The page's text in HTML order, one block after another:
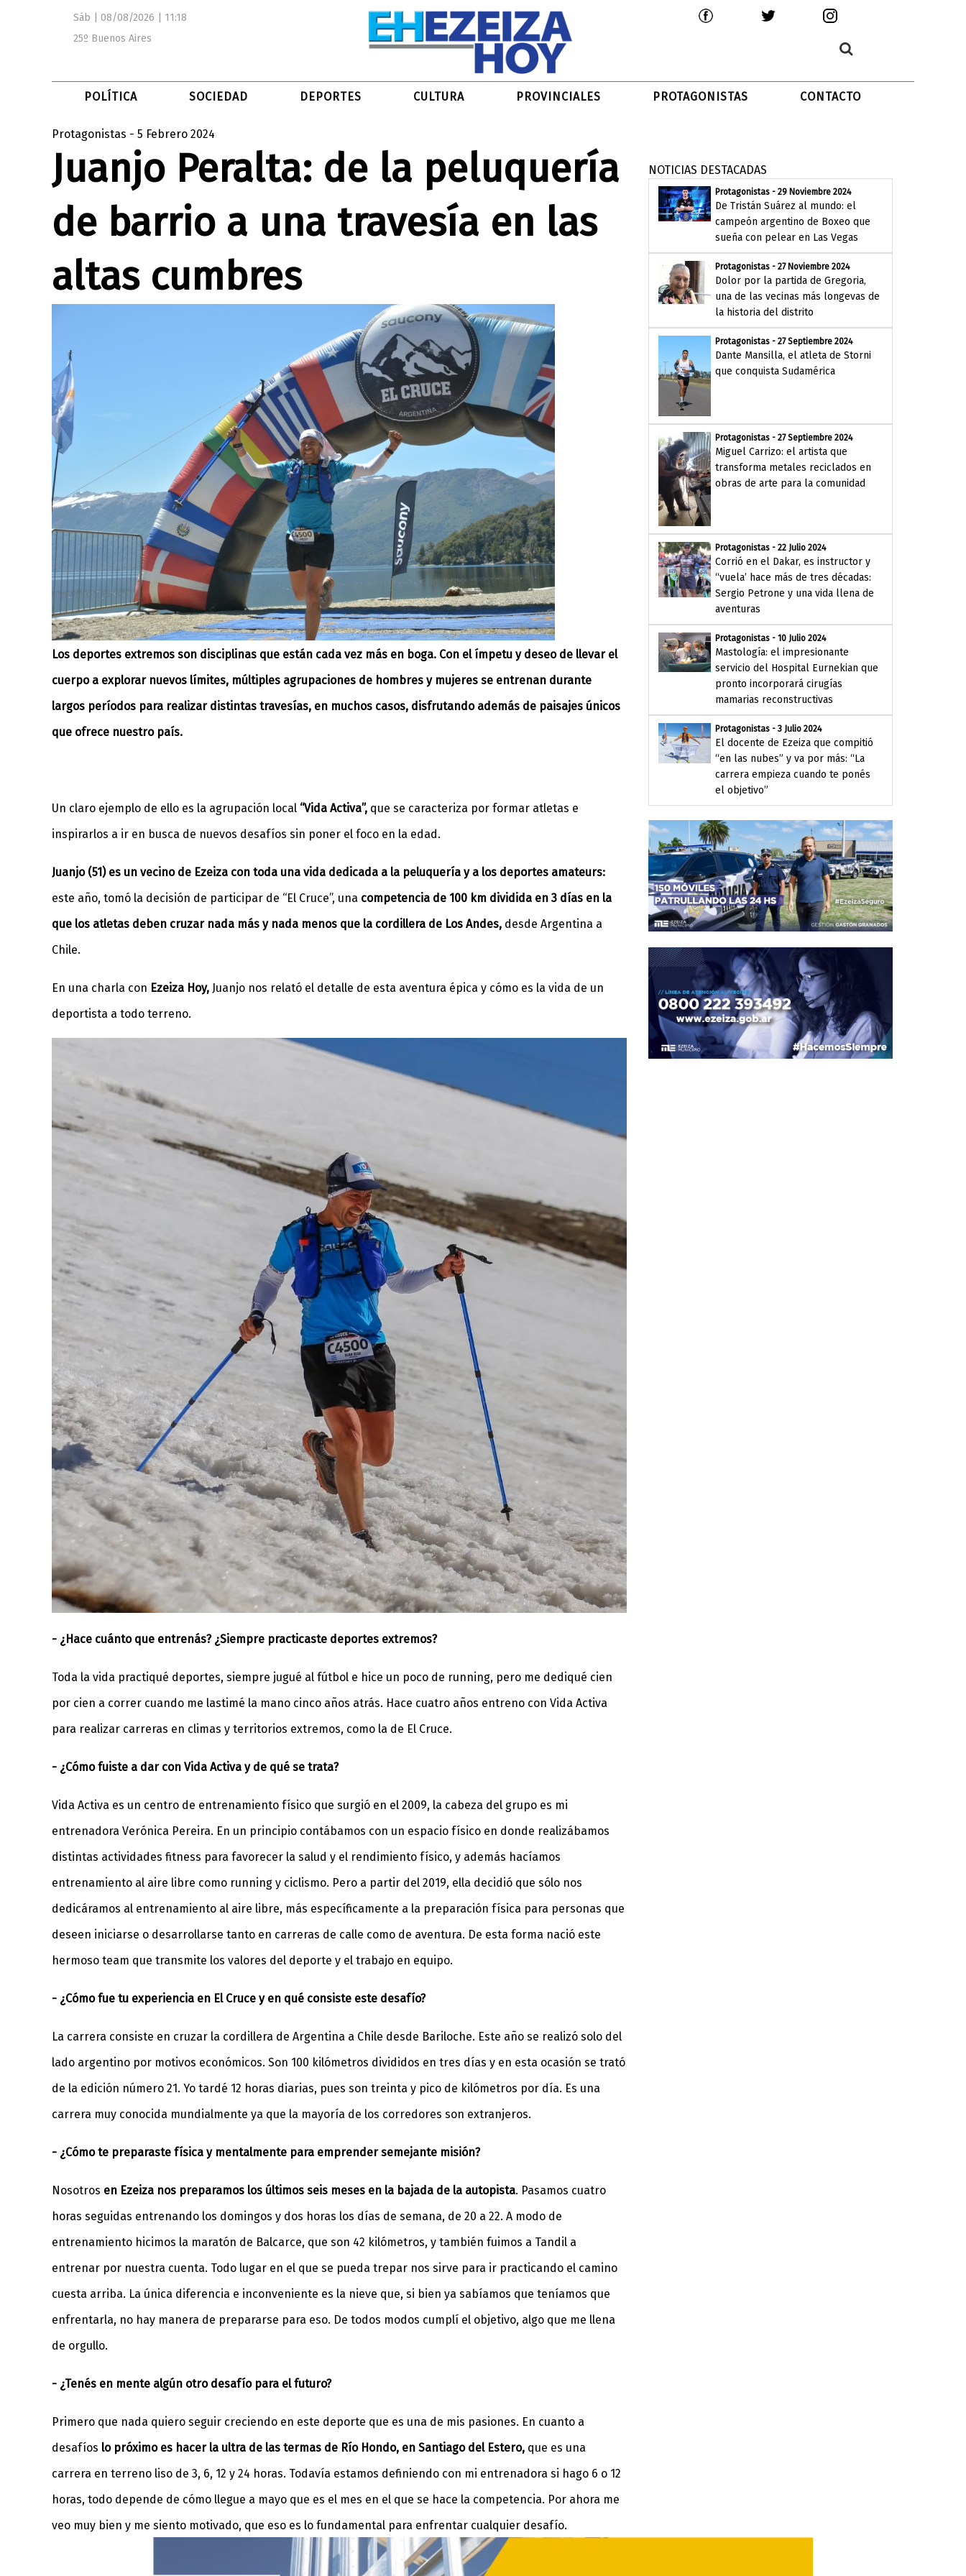
Sáb | 08/08/2026 | 11:18
25º Buenos Aires
POLÍTICA SOCIEDAD DEPORTES CULTURA PROVINCIALES PROTAGONISTAS CONTACTO
Protagonistas - 5 Febrero 2024
Juanjo Peralta: de la peluquería
de barrio a una travesía en las
altas cumbres
Los deportes extremos son disciplinas que están cada vez más en boga. Con el ímpetu y deseo de llevar el
cuerpo a explorar nuevos límites, múltiples agrupaciones de hombres y mujeres se entrenan durante
largos períodos para realizar distintas travesías, en muchos casos, disfrutando además de paisajes únicos
que ofrece nuestro país.
Un claro ejemplo de ello es la agrupación local “Vida Activa”, que se caracteriza por formar atletas e
inspirarlos a ir en busca de nuevos desafíos sin poner el foco en la edad.
Juanjo (51) es un vecino de Ezeiza con toda una vida dedicada a la peluquería y a los deportes amateurs:
este año, tomó la decisión de participar de “El Cruce”, una competencia de 100 km dividida en 3 días en la
que los atletas deben cruzar nada más y nada menos que la cordillera de Los Andes, desde Argentina a
Chile.
En una charla con Ezeiza Hoy, Juanjo nos relató el detalle de esta aventura épica y cómo es la vida de un
deportista a todo terreno.
- ¿Hace cuánto que entrenás? ¿Siempre practicaste deportes extremos?
Toda la vida practiqué deportes, siempre jugué al fútbol e hice un poco de running, pero me dediqué cien
por cien a correr cuando me lastimé la mano cinco años atrás. Hace cuatro años entreno con Vida Activa
para realizar carreras en climas y territorios extremos, como la de El Cruce.
- ¿Cómo fuiste a dar con Vida Activa y de qué se trata?
Vida Activa es un centro de entrenamiento físico que surgió en el 2009, la cabeza del grupo es mi
entrenadora Verónica Pereira. En un principio contábamos con un espacio físico en donde realizábamos
distintas actividades fitness para favorecer la salud y el rendimiento físico, y además hacíamos
entrenamiento al aire libre como running y ciclismo. Pero a partir del 2019, ella decidió que sólo nos
dedicáramos al entrenamiento al aire libre, más específicamente a la preparación física para personas que
deseen iniciarse o desarrollarse tanto en carreras de calle como de aventura. De esta forma nació este
hermoso team que transmite los valores del deporte y el trabajo en equipo.
- ¿Cómo fue tu experiencia en El Cruce y en qué consiste este desafío?
La carrera consiste en cruzar la cordillera de Argentina a Chile desde Bariloche. Este año se realizó solo del
lado argentino por motivos económicos. Son 100 kilómetros divididos en tres días y en esta ocasión se trató
de la edición número 21. Yo tardé 12 horas diarias, pues son treinta y pico de kilómetros por día. Es una
carrera muy conocida mundialmente ya que la mayoría de los corredores son extranjeros.
- ¿Cómo te preparaste física y mentalmente para emprender semejante misión?
Nosotros en Ezeiza nos preparamos los últimos seis meses en la bajada de la autopista. Pasamos cuatro
horas seguidas entrenando los domingos y dos horas los días de semana, de 20 a 22. A modo de
entrenamiento hicimos la maratón de Balcarce, que son 42 kilómetros, y también fuimos a Tandil a
entrenar por nuestra cuenta. Todo lugar en el que se pueda trepar nos sirve para ir practicando el camino
cuesta arriba. La única diferencia e inconveniente es la nieve que, si bien ya sabíamos que teníamos que
enfrentarla, no hay manera de prepararse para eso. De todos modos cumplí el objetivo, algo que me llena
de orgullo.
- ¿Tenés en mente algún otro desafío para el futuro?
Primero que nada quiero seguir creciendo en este deporte que es una de mis pasiones. En cuanto a
desafíos lo próximo es hacer la ultra de las termas de Río Hondo, en Santiago del Estero, que es una
carrera en terreno liso de 3, 6, 12 y 24 horas. Todavía estamos definiendo con mi entrenadora si hago 6 o 12
horas, todo depende de cómo llegue a mayo que es el mes en el que se hace la competencia. Por ahora me
veo muy bien y me siento motivado, que eso es lo fundamental para enfrentar cualquier desafío.
NOTICIAS DESTACADAS
Protagonistas - 29 Noviembre 2024
De Tristán Suárez al mundo: el
campeón argentino de Boxeo que
sueña con pelear en Las Vegas
Protagonistas - 27 Noviembre 2024
Dolor por la partida de Gregoria,
una de las vecinas más longevas de
la historia del distrito
Protagonistas - 27 Septiembre 2024
Dante Mansilla, el atleta de Storni
que conquista Sudamérica
Protagonistas - 27 Septiembre 2024
Miguel Carrizo: el artista que
transforma metales reciclados en
obras de arte para la comunidad
Protagonistas - 22 Julio 2024
Corrió en el Dakar, es instructor y
“vuela’ hace más de tres décadas:
Sergio Petrone y una vida llena de
aventuras
Protagonistas - 10 Julio 2024
Mastología: el impresionante
servicio del Hospital Eurnekian que
pronto incorporará cirugías
mamarias reconstructivas
Protagonistas - 3 Julio 2024
El docente de Ezeiza que compitió
“en las nubes” y va por más: “La
carrera empieza cuando te ponés
el objetivo”